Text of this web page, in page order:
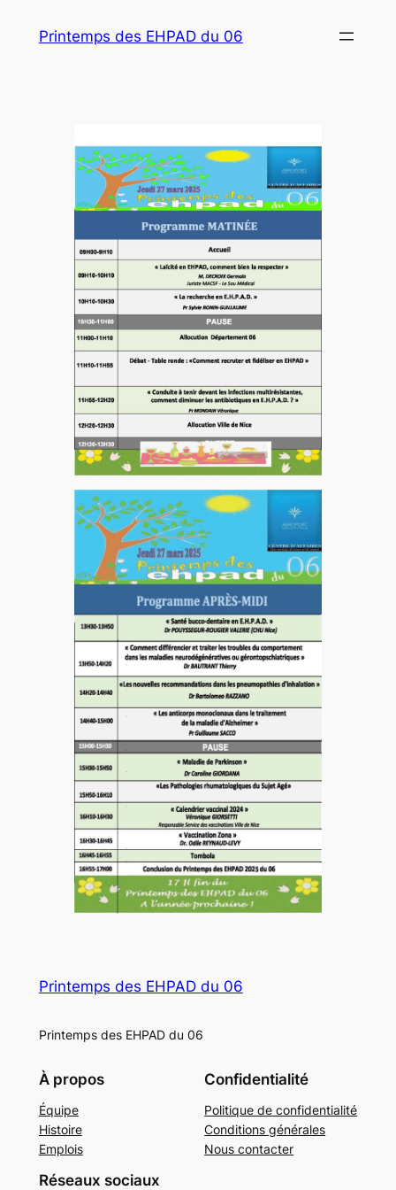
Printemps des EHPAD du 06
Printemps des EHPAD du 06
Printemps des EHPAD du 06
À propos
Équipe
Histoire
Emplois
Confidentialité
Politique de confidentialité
Conditions générales
Nous contacter
Réseaux sociaux